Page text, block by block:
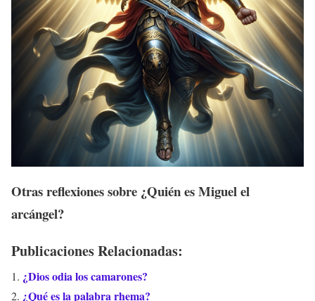
Otras reflexiones sobre ¿Quién es Miguel el
arcángel?
Publicaciones Relacionadas:
¿Dios odia los camarones?
¿Qué es la palabra rhema?